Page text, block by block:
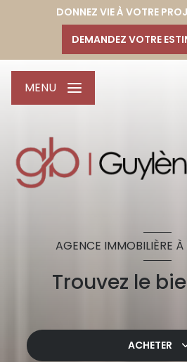
DONNEZ VIE À VOTRE
DEMANDEZ VOTRE
MENU
AGENCE IMMOBILIÈRE À
Trouvez le
ACHETER